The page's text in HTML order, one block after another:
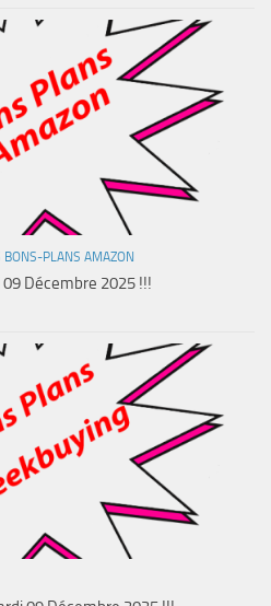
BONS-PLANS AMAZON
Décembre 2025 !!!